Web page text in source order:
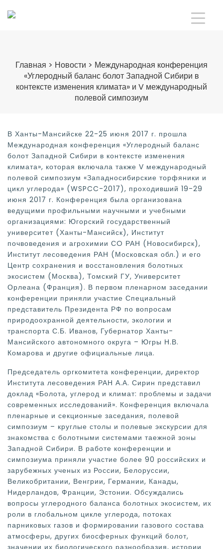
Главная > Новости > Международная конференция
«Углеродный баланс болот Западной Сибири в
контексте изменения климата» и V международный
полевой симпозиум
В Ханты-Мансийске 22-25 июня 2017 г. прошла
Международная конференция «Углеродный баланс
болот Западной Сибири в контексте изменения
климата», которая включала также V международный
полевой симпозиум «Западносибирские торфяники и
цикл углерода» (WSPCC-2017), проходивший 19-29
июня 2017 г. Конференция была организована
ведущими профильными научными и учебными
организациями: Югорский государственный
университет (Ханты-Мансийск), Институт
почвоведения и агрохимии СO РАН (Новосибирск),
Институт лесоведения РАН (Московская обл.) и его
Центр сохранения и восстановления болотных
экосистем (Москва), Томский ГУ, Университет
Орлеана (Франция). В первом пленарном заседании
конференции приняли участие Специальный
представитель Президента РФ по вопросам
природоохранной деятельности, экологии и
транспорта С.Б. Иванов, Губернатор Ханты-
Мансийского автономного округа – Югры Н.В.
Комарова и другие официальные лица.
Председатель оргкомитета конференции, директор
Института лесоведения РАН А.А. Сирин представил
доклад «Болота, углерод и климат: проблемы и задачи
современных исследований». Конференция включала
пленарные и секционные заседания, полевой
симпозиум – круглые столы и полевые экскурсии для
знакомства с болотными системами таежной зоны
Западной Сибири. В работе конференции и
симпозиума приняли участие более 90 российских и
зарубежных ученых из России, Белоруссии,
Великобритании, Венгрии, Германии, Канады,
Нидерландов, Франции, Эстонии. Обсуждались
вопросы углеродного баланса болотных экосистем, их
роли в глобальном цикле углерода, потоках
парниковых газов и формировании газового состава
атмосферы, других биосферных функций болот,
значении их биологического разнообразия, истории